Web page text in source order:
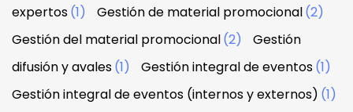
expertos(1) Gestión de material promocional(2)
Gestión del material promocional(2)
Gestión
difusión y avales(1) Gestión integral de eventos(1)
Gestión integral de eventos (internos y externos) (1)